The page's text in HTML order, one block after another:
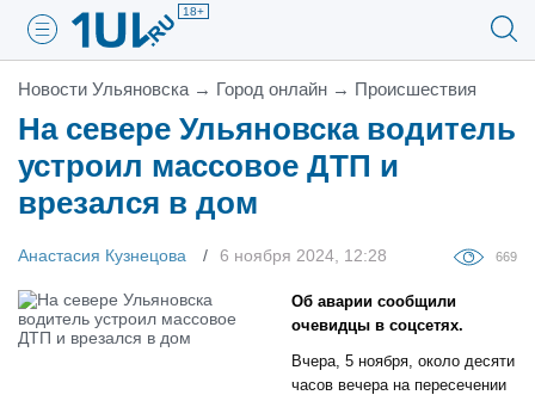
18+
Новости Ульяновска → Город онлайн → Проиcшествия
На севере Ульяновска водитель
устроил массовое ДТП и
врезался в дом
Анастасия Кузнецова 6 ноября 2024, 12:28 669
Об аварии сообщили
очевидцы в соцсетях.
Вчера, 5 ноября, около десяти
часов вечера на пересечении